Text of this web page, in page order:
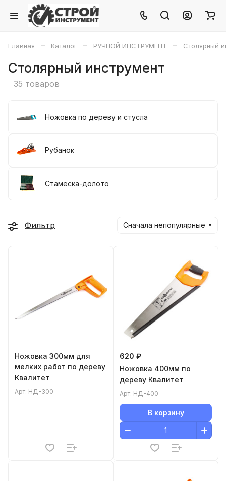
Главная – Каталог – РУЧНОЙ ИНСТРУМЕНТ – Столярный
Столярный инструмент
35 товаров
Ножовка по дереву и стусла
Рубанок
Стамеска-долото
Фильтр Сначала непопулярные
Ножовка 300мм для
мелких работ по дереву
Квалитет
Арт. НД-300
620 ₽
Ножовка 400мм по
дереву Квалитет
Арт. НД-400
В корзину